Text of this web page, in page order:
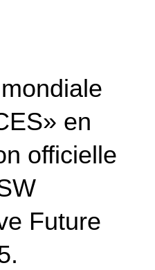
en
officielle
Future